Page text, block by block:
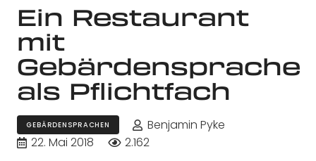
Ein Restaurant
mit
Gebärdensprache
als Pflichtfach
GEBÄRDENSPRACHEN
Benjamin Pyke
22. Mai 2018
2.162